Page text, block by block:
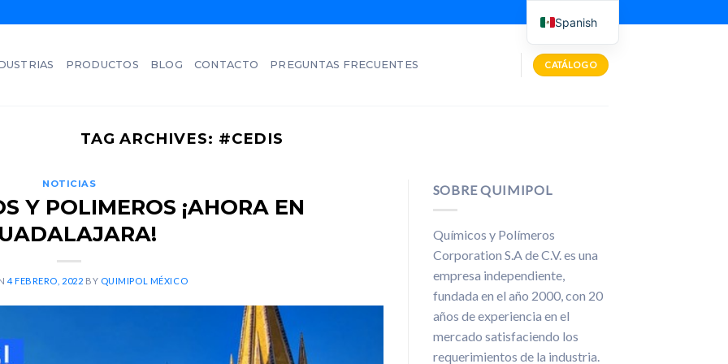
PRODUCTOS BLOG CONTACTO PREGUNTAS FRECUENTES CATÁLOGO
TAG ARCHIVES: #CEDIS
NOTICIAS
Y POLIMEROS ¡AHORA EN
4 FEBRERO, 2022 BY QUIMIPOL MÉXICO
SOBRE QUIMIPOL
Químicos y Polímeros
Corporation S.A de C.V. es una
empresa independiente,
fundada en el año 2000, con 20
años de experiencia en el
mercado satisfaciendo los
requerimientos de la industria.
Spanish